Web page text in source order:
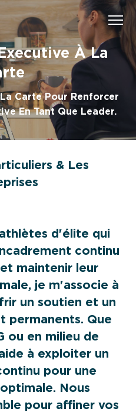
BOOST MA
FR
À La
Carte Pour Renforcer
En Tant Que Leader.
& Les
d'élite qui
continu
maintenir leur
je m'associe à
un soutien et un
permanents. Que
ou en milieu de
à exploiter un
pour une
Nous
pour affiner vos